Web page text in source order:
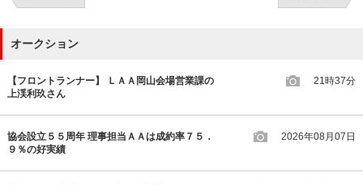
オークション
【フロントランナー】 ＬＡＡ岡山会場営業課の
上渓利玖さん
21時37分
協会設立５５周年 理事担当ＡＡは成約率７５．
９％の好実績
2026年08月07日